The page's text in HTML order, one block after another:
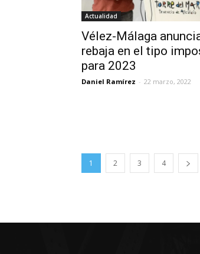
Actualidad
Vélez-Málaga
rebaja en el tipo
para 2023
Daniel Ramírez - 22 marzo, 2022
1 2 3 4